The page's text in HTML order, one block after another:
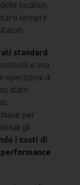
location,
sempre
standard
e una
operazioni di
stato
per
gli
i costi di